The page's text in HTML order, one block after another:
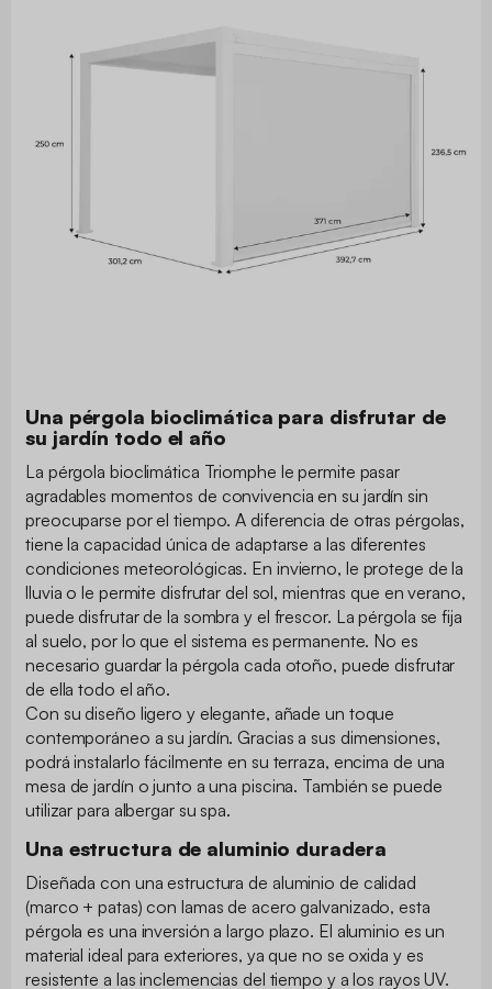
Una pérgola bioclimática para disfrutar de
su jardín todo el año
La pérgola bioclimática Triomphe le permite pasar
agradables momentos de convivencia en su jardín sin
preocuparse por el tiempo. A diferencia de otras pérgolas,
tiene la capacidad única de adaptarse a las diferentes
condiciones meteorológicas. En invierno, le protege de la
lluvia o le permite disfrutar del sol, mientras que en verano,
puede disfrutar de la sombra y el frescor. La pérgola se fija
al suelo, por lo que el sistema es permanente. No es
necesario guardar la pérgola cada otoño, puede disfrutar
de ella todo el año.
Con su diseño ligero y elegante, añade un toque
contemporáneo a su jardín. Gracias a sus dimensiones,
podrá instalarlo fácilmente en su terraza, encima de una
mesa de jardín o junto a una piscina. También se puede
utilizar para albergar su spa.
Una estructura de aluminio duradera
Diseñada con una estructura de aluminio de calidad
(marco + patas) con lamas de acero galvanizado, esta
pérgola es una inversión a largo plazo. El aluminio es un
material ideal para exteriores, ya que no se oxida y es
resistente a las inclemencias del tiempo y a los rayos UV.